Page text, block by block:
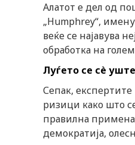
Алатот е дел од
„Humphrey“,
веќе се најавува
обработка на
Луѓето се сè
Сепак,
ризици како што
правилна
демократија,